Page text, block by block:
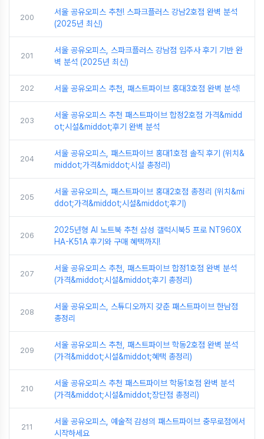
200
서울 공유오피스 추천! 스파크플러스 강남2호점 완벽 분석
(2025년 최신)
201
서울 공유오피스, 스파크플러스 강남점 입주사 후기 기반 완
벽 분석 (2025년 최신)
202 서울 공유오피스 추천, 패스트파이브 홍대3호점 완벽 분석!
203
서울 공유오피스 추천 패스트파이브 합정2호점 가격&midd
ot;시설&middot;후기 완벽 분석
204
서울 공유오피스, 패스트파이브 홍대1호점 솔직 후기 (위치&
middot;가격&middot;시설 총정리)
205
서울 공유오피스, 패스트파이브 홍대2호점 총정리 (위치&mi
ddot;가격&middot;시설&middot;후기)
206
2025년형 AI 노트북 추천 삼성 갤럭시북5 프로 NT960X
HA-K51A 후기와 구매 혜택까지!
207
서울 공유오피스 추천, 패스트파이브 합정1호점 완벽 분석
(가격&middot;시설&middot;후기 총정리)
208
서울 공유오피스, 스튜디오까지 갖춘 패스트파이브 한남점
총정리
209
서울 공유오피스 추천, 패스트파이브 학동2호점 완벽 분석
(가격&middot;시설&middot;혜택 총정리)
210
서울 공유오피스 추천 패스트파이브 학동1호점 완벽 분석
(가격&middot;시설&middot;장단점 총정리)
211
서울 공유오피스, 예술적 감성의 패스트파이브 충무로점에서
시작하세요